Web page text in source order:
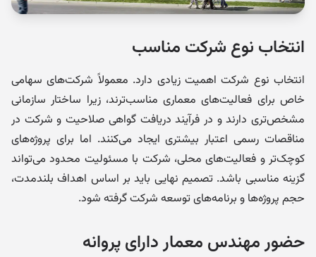
انتخاب نوع شرکت مناسب
انتخاب نوع شرکت اهمیت زیادی دارد. معمولاً شرکت‌های سهامی
خاص برای فعالیت‌های معماری مناسب‌ترند، زیرا ساختار سازمانی
مشخص‌تری دارند و در فرآیند دریافت گواهی صلاحیت و شرکت در
مناقصات رسمی اعتبار بیشتری ایجاد می‌کنند. اما برای پروژه‌های
کوچک‌تر و فعالیت‌های محلی، شرکت با مسئولیت محدود می‌تواند
گزینه مناسبی باشد. تصمیم نهایی باید بر اساس اهداف بلندمدت،
حجم پروژه‌ها و برنامه‌های توسعه شرکت گرفته شود.
حضور مهندس معمار دارای پروانه